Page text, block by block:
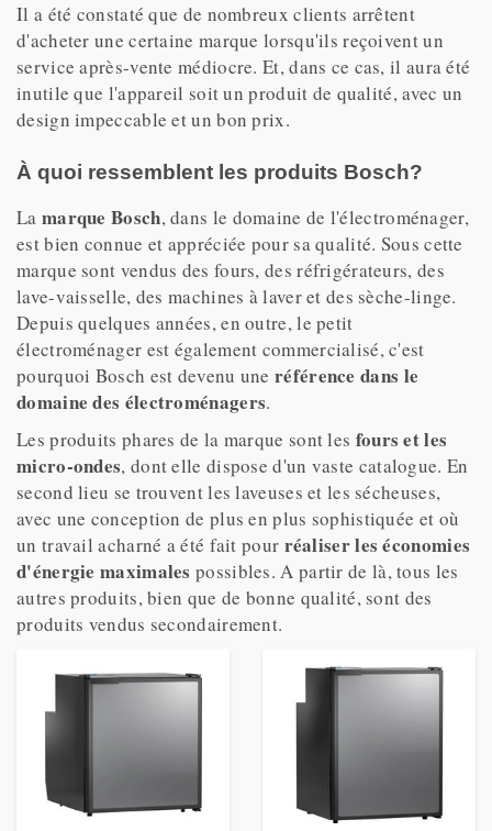
Il a été constaté que de nombreux clients arrêtent
d'acheter une certaine marque lorsqu'ils reçoivent un
service après-vente médiocre. Et, dans ce cas, il aura été
inutile que l'appareil soit un produit de qualité, avec un
design impeccable et un bon prix.
À quoi ressemblent les produits Bosch?
La marque Bosch, dans le domaine de l'électroménager,
est bien connue et appréciée pour sa qualité. Sous cette
marque sont vendus des fours, des réfrigérateurs, des
lave-vaisselle, des machines à laver et des sèche-linge.
Depuis quelques années, en outre, le petit
électroménager est également commercialisé, c'est
pourquoi Bosch est devenu uneréférence dans le
domaine des électroménagers.
Les produits phares de la marque sont les fours et les
micro-ondes, dont elle dispose d'un vaste catalogue. En
second lieu se trouvent les laveuses et les sécheuses,
avec une conception de plus en plus sophistiquée et où
un travail acharné a été fait pour réaliser les économies
d'énergie maximales possibles. A partir de là, tous les
autres produits, bien que de bonne qualité, sont des
produits vendus secondairement.